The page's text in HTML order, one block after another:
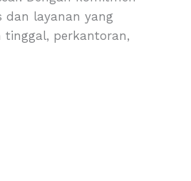
dan layanan yang
tinggal, perkantoran,